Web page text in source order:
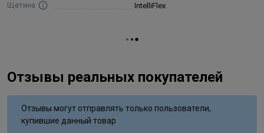
Щетина IntelliFlex
Отзывы реальных покупателей
Отзывы могут отправлять только пользователи,
купившие данный товар